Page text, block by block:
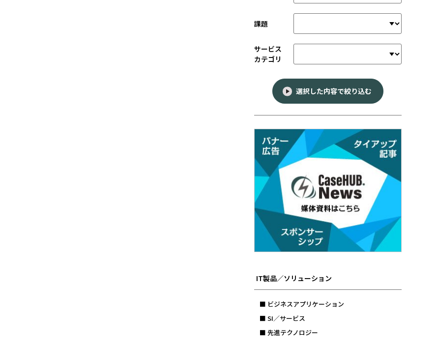
課題
サービス
カテゴリ
選択した内容で絞り込む
IT製品／ソリューション
■ ビジネスアプリケーション
■ SI／サービス
■ 先進テクノロジー